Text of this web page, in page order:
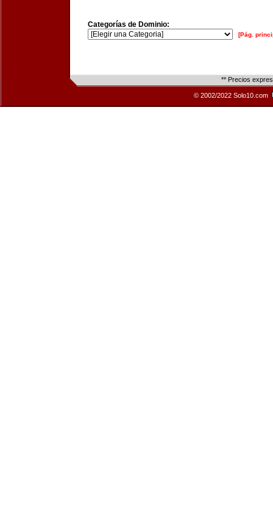
Categorías de Dominio:
[Pág.
** Precios
© 2002/2022 Solo10.com